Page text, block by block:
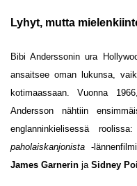
Lyhyt, mutta
Bibi Anderssonin ura
ansaitsee oman lukunsa,
kotimaassaan. Vuonna
Andersson nähtiin
englanninkielisessä roolissa:
paholaiskanjonista -
James Garnerin ja Sidney